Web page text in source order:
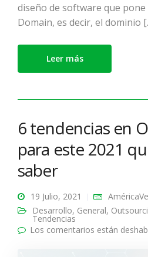
diseño de software que
Domain, es decir, el dominio
Leer más
6 tendencias en
para este 2021
saber
19 Julio, 2021
Desarrollo, General,
Tendencias
Los comentarios están